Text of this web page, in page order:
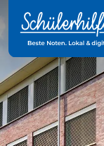
Hauptinhalt